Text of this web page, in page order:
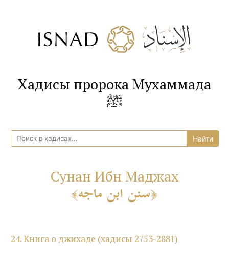
Хадисы пророка Мухаммада
ﷺ
Сунан Ибн Маджах
سنن ابن ماجه
24. Книга о джихаде (хадисы 2753-2881)